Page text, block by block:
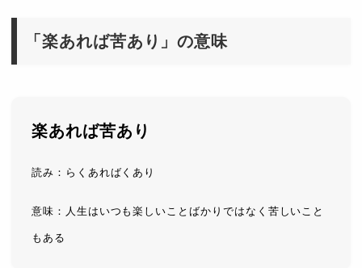
「楽あれば苦あり」の意味
楽あれば苦あり
読み：らくあればくあり
意味：人生はいつも楽しいことばかりではなく苦しいこと
もある